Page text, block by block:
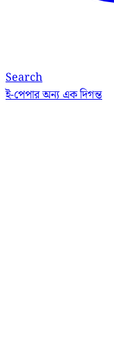
Search
ই-পেপারঅন্য এক দিগন্ত